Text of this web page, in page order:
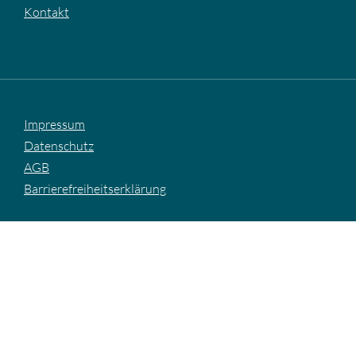
Kontakt
Impressum
Datenschutz
AGB
Barrierefreiheitserklärung